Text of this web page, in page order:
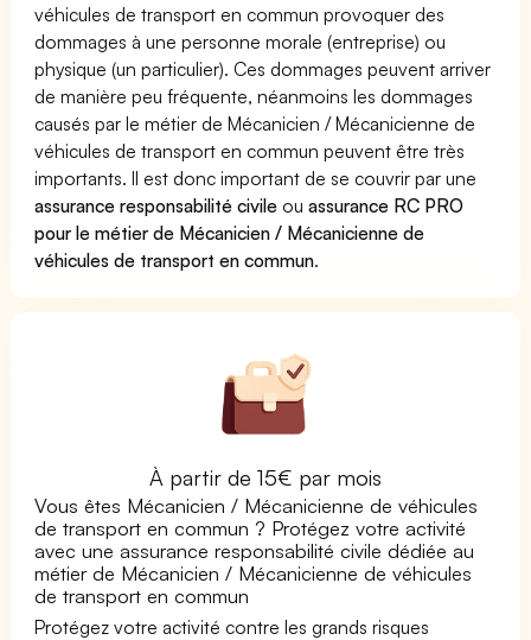
véhicules de transport en commun provoquer des
dommages à une personne morale (entreprise) ou
physique (un particulier). Ces dommages peuvent arriver
de manière peu fréquente, néanmoins les dommages
causés par le métier de Mécanicien / Mécanicienne de
véhicules de transport en commun peuvent être très
importants. Il est donc important de se couvrir par une
assurance responsabilité civile ouassurance RC PRO
pour le métier de Mécanicien / Mécanicienne de
véhicules de transport en commun.
À partir de 15€ par mois
Vous êtes Mécanicien / Mécanicienne de véhicules
de transport en commun ? Protégez votre activité
avec une assurance responsabilité civile dédiée au
métier de Mécanicien / Mécanicienne de véhicules
de transport en commun
Protégez votre activité contre les grands risques